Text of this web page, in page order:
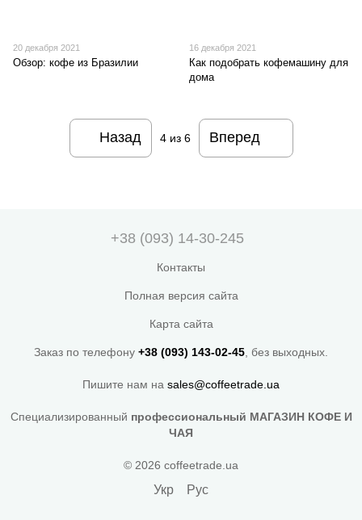
20 декабря 2021
Обзор: кофе из Бразилии
16 декабря 2021
Как подобрать кофемашину для
дома
Назад 4из 6 Вперед
+38 (093) 14-30-245
Контакты
Полная версия сайта
Карта сайта
Заказ по телефону +38 (093) 143-02-45 , без выходных.
Пишите нам на sales@coffeetrade.ua
Специализированный профессиональный МАГАЗИН КОФЕ И
ЧАЯ
© 2026 coffeetrade.ua
Укр Рус